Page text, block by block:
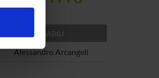
loro o
RESPONSABILI
Alessandro Arcangeli